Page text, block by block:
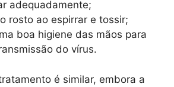
adequadamente;
rosto ao espirrar e tossir;
boa higiene das mãos para
do vírus.
é similar, embora a